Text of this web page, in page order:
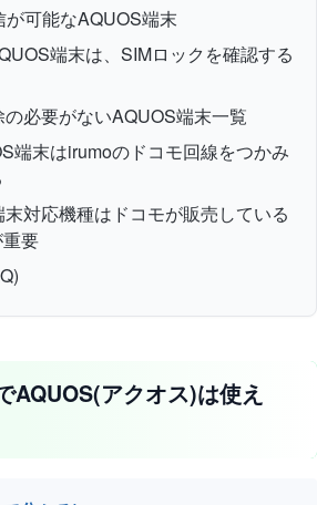
が可能なAQUOS端末
端末は、SIMロックを確認する
必要がないAQUOS端末一覧
端末はirumoのドコモ回線をつかみ
対応機種はドコモが販売している
要
AQUOS(アクオス)は使え